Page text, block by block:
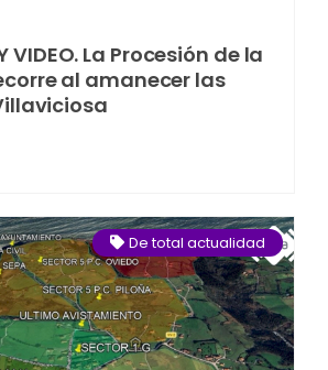
VIDEO. La Procesión de la
al amanecer las
De total actualidad